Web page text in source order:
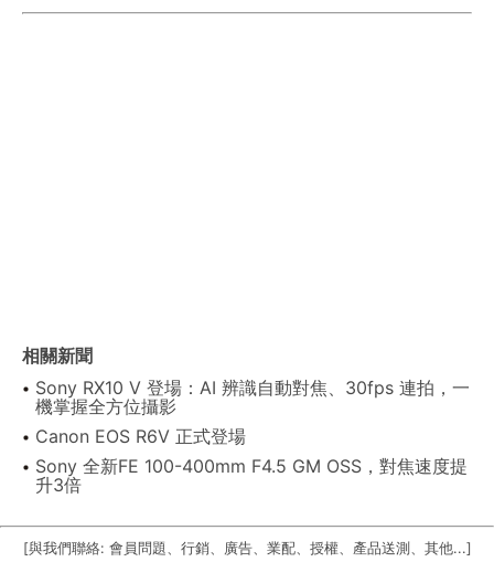
相關新聞
Sony RX10 V 登場：AI 辨識自動對焦、30fps 連拍，一
機掌握全方位攝影
Canon EOS R6V 正式登場
Sony 全新FE 100-400mm F4.5 GM OSS，對焦速度提
升3倍
[與我們聯絡: 會員問題、行銷、廣告、業配、授權、產品送測、其他...]